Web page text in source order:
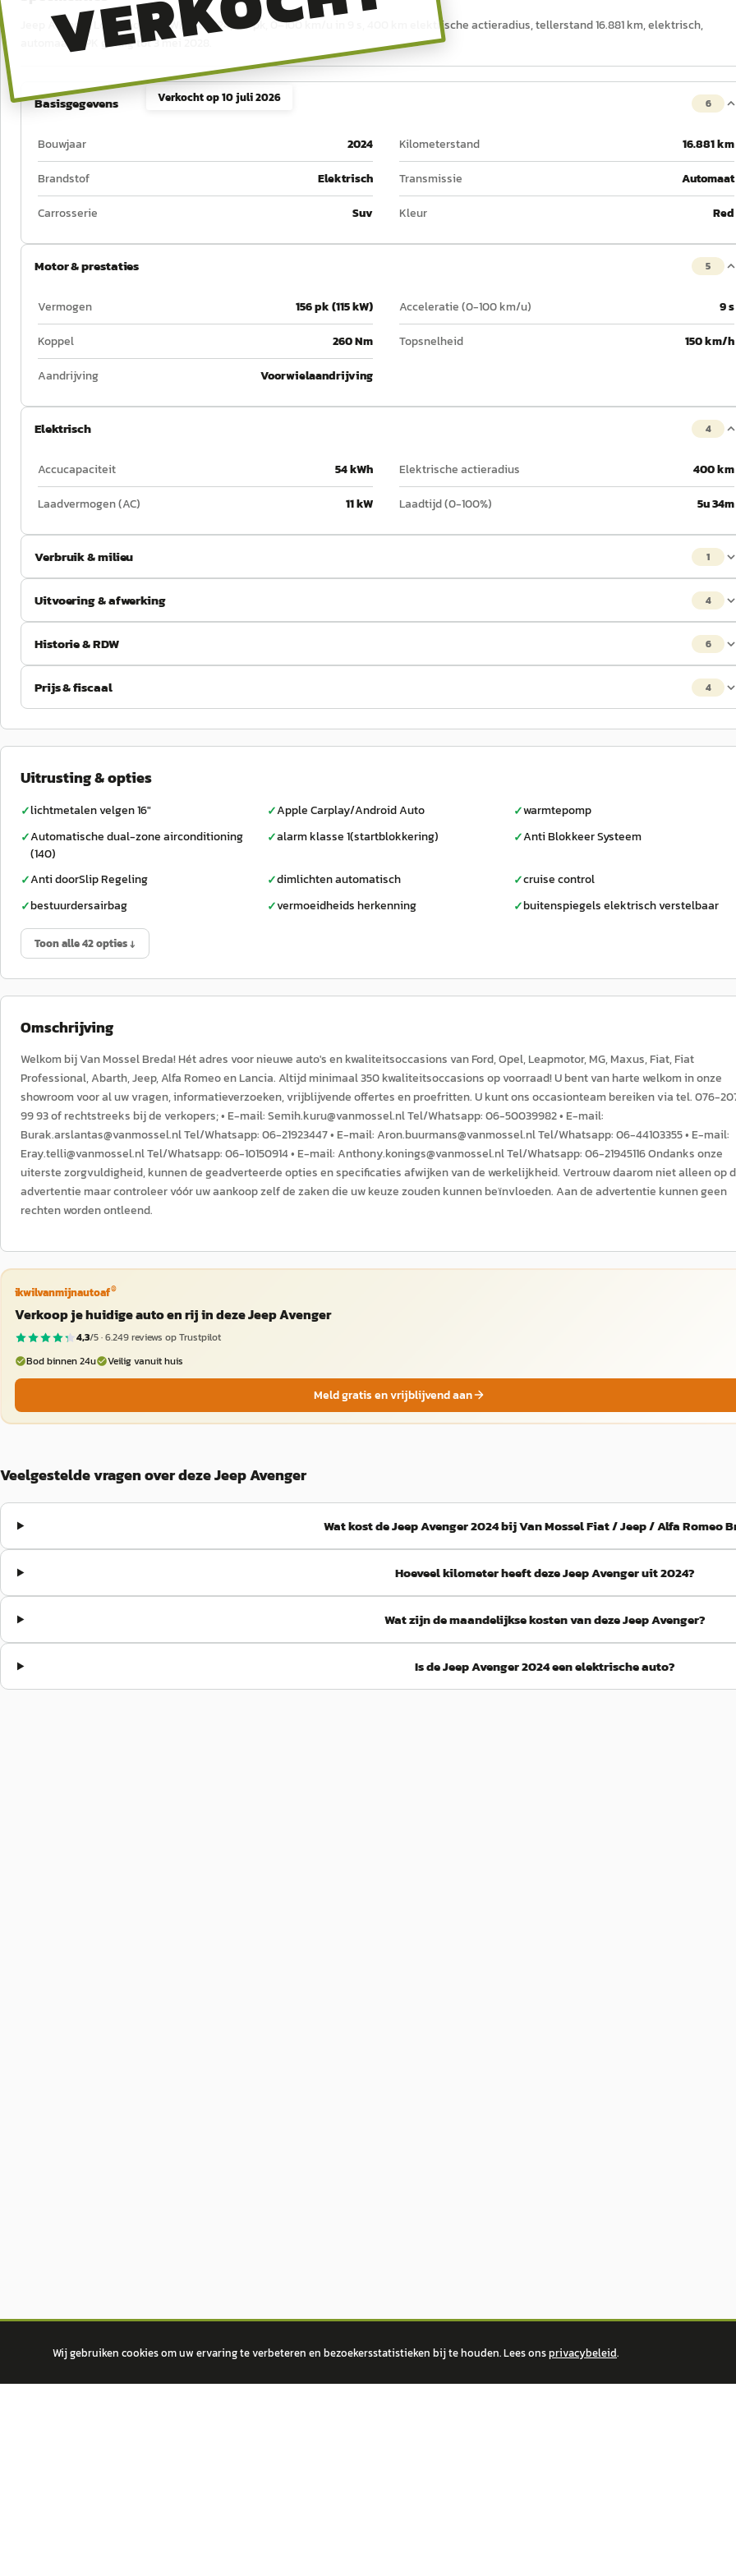
Verkocht op10 juli 2026
Jeep Avenger Longitude 54 kWh uit 2024, 156 pk, 0–100 km/u in 9 s, 400 km elektrische actieradius, tellerstand 16.881 km, elektrisch,
automaat. APK geldig tot 3 mei 2028.
Basisgegevens 6
Bouwjaar 2024 Kilometerstand
16.881 km
Brandstof
Elektrisch Transmissie
Automaat
Carrosserie
Suv Kleur Red
Motor & prestaties 5
Vermogen 156 pk (115 kW) Acceleratie (0-100 km/u)
9 s
Koppel
260 Nm Topsnelheid
150 km/h
Aandrijving
Voorwielaandrijving
Elektrisch 4
Accucapaciteit 54 kWh Elektrische actieradius
400 km
Laadvermogen (AC)
11 kW Laadtijd (0-100%) 5u 34m
Verbruik & milieu 1
Uitvoering & afwerking 4
Historie & RDW 6
Prijs & fiscaal 4
Uitrusting & opties
✓lichtmetalen velgen 16" ✓Apple Carplay/Android Auto ✓warmtepomp
✓Automatische dual-zone airconditioning
(140)
✓alarm klasse 1(startblokkering) ✓Anti Blokkeer Systeem
✓Anti doorSlip Regeling ✓dimlichten automatisch ✓cruise control
✓bestuurdersairbag ✓vermoeidheids herkenning ✓buitenspiegels elektrisch verstelbaar
Toon alle 42 opties ↓
Omschrijving
Welkom bij Van Mossel Breda! Hét adres voor nieuwe auto's en kwaliteitsoccasions van Ford, Opel, Leapmotor, MG, Maxus, Fiat, Fiat
Professional, Abarth, Jeep, Alfa Romeo en Lancia. Altijd minimaal 350 kwaliteitsoccasions op voorraad! U bent van harte welkom in onze
showroom voor al uw vragen, informatieverzoeken, vrijblijvende offertes en proefritten. U kunt ons occasionteam bereiken via tel. 076-
99 93 of rechtstreeks bij de verkopers; • E-mail: Semih.kuru@vanmossel.nl Tel/Whatsapp: 06-50039982 • E-mail:
Burak.arslantas@vanmossel.nl Tel/Whatsapp: 06-21923447 • E-mail: Aron.buurmans@vanmossel.nl Tel/Whatsapp: 06-44103355 • E-mail:
Eray.telli@vanmossel.nl Tel/Whatsapp: 06-10150914 • E-mail: Anthony.konings@vanmossel.nl Tel/Whatsapp: ​06-21945116 Ondanks onze
uiterste zorgvuldigheid, kunnen de geadverteerde opties en specificaties afwijken van de werkelijkheid. Vertrouw daarom niet alleen op
advertentie maar controleer vóór uw aankoop zelf de zaken die uw keuze zouden kunnen beïnvloeden. Aan de advertentie kunnen geen
rechten worden ontleend.
ikwilvanmijnautoaf®
Verkoop je huidige auto en rij in deze Jeep Avenger
4,3/5 ·6.249reviews op Trustpilot
Bod binnen 24u
Veilig vanuit huis
Meld gratis en vrijblijvend aan
Veelgestelde vragen over deze Jeep Avenger
Wat kost de Jeep Avenger 2024 bij Van Mossel Fiat / Jeep / Alfa Romeo
Hoeveel kilometer heeft deze Jeep Avenger uit 2024?
Wat zijn de maandelijkse kosten van deze Jeep Avenger?
Is de Jeep Avenger 2024 een elektrische auto?
Wij gebruiken cookies om uw ervaring te verbeteren en bezoekersstatistieken bij te houden. Lees onsprivacybeleid.